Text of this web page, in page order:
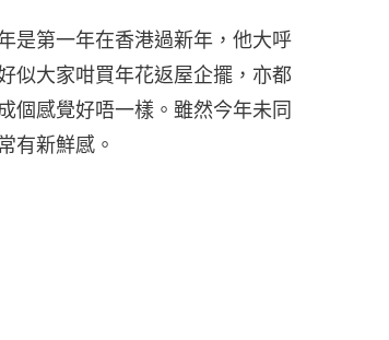
是第一年在香港過新年，他大呼
似大家咁買年花返屋企擺，亦都
個感覺好唔一樣。雖然今年未同
有新鮮感。